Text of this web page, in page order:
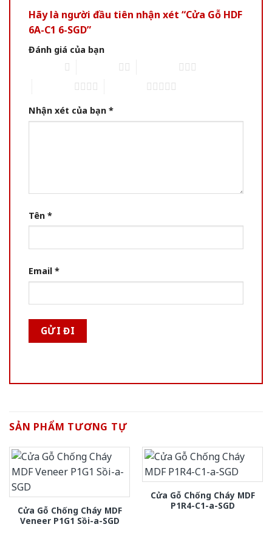
Hãy là người đầu tiên nhận xét “Cửa Gỗ HDF
6A-C1 6-SGD”
Đánh giá của bạn
Nhận xét của bạn *
Tên *
Email *
SẢN PHẨM TƯƠNG TỰ
Cửa Gỗ Chống Cháy MDF
Veneer P1G1 Sồi-a-SGD
Cửa Gỗ Chống Cháy MDF
P1R4-C1-a-SGD